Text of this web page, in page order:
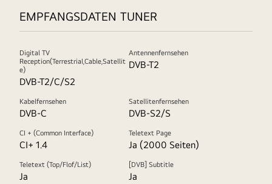
EMPFANGSDATEN TUNER
Digital TV
Reception(Terrestrial,Cable,Satellit
e)
DVB-T2/C/S2
Antennenfernsehen
DVB-T2
Kabelfernsehen
DVB-C
Satellitenfernsehen
DVB-S2/S
CI + (Common Interface)
CI+ 1.4
Teletext Page
Ja (2000 Seiten)
Teletext (Top/Flof/List)
Ja
[DVB] Subtitle
Ja